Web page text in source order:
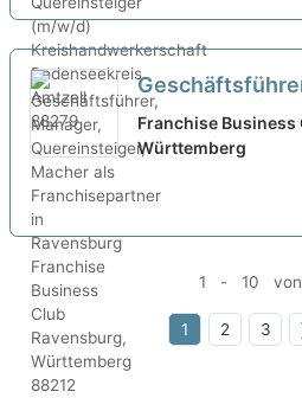
Franchise Business
Württemberg
1 - 10
1 2 3